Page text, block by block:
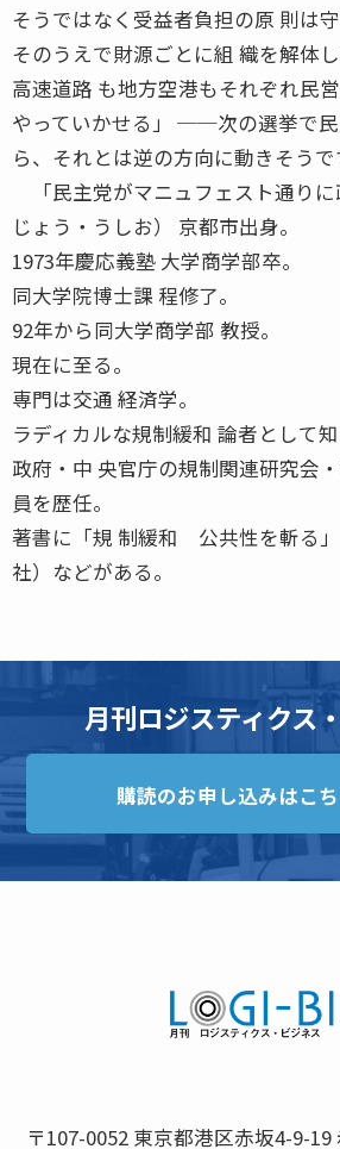
そうではなく受益者負担の原 則は守
そのうえで財源ごとに組 織を解体し
高速道路 も地方空港もそれぞれ民
やっていかせる」 ──次の選挙で
ら、それとは逆の方向に動きそうで
「民主党がマニュフェスト通りに
じょう・うしお） 京都市出身。
1973年慶応義塾 大学商学部卒。
同大学院博士課 程修了。
92年から同大学商学部 教授。
現在に至る。
専門は交通 経済学。
ラディカルな規制緩和 論者として知
政府・中 央官庁の規制関連研究会
員を歴任。
著書に「規 制緩和 公共性を斬る
社）などがある。
月刊ロジスティクス
購読のお申し込みはこ
〒107-0052 東京都港区赤坂4-9-